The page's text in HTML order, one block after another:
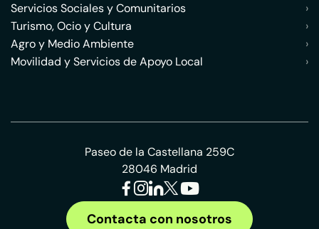
Servicios Sociales y Comunitarios
›
Turismo, Ocio y Cultura
›
Agro y Medio Ambiente
›
Movilidad y Servicios de Apoyo Local
›
Paseo de la Castellana 259C
28046 Madrid
Contacta con nosotros